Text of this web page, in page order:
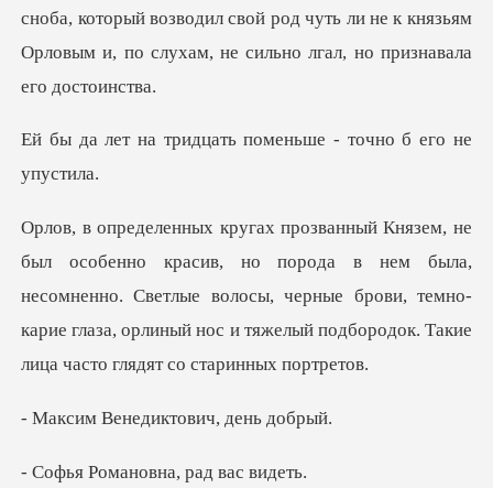
сноба, который возводил свой род чуть ли не к к
цать поменьше - точн
ода в нем была,
несомненно. Светлые волосы, черные брови, темно-
карие глаза, о
недиктович,
ановна, рад